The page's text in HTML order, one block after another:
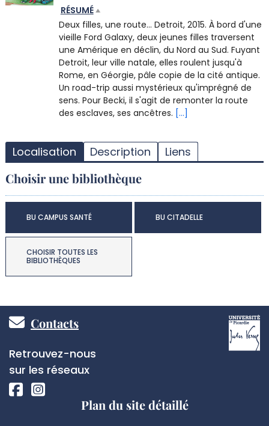
RÉSUMÉ
Deux filles, une route… Detroit, 2015. À bord d'une
vieille Ford Galaxy, deux jeunes filles traversent
une Amérique en déclin, du Nord au Sud. Fuyant
Detroit, leur ville natale, elles roulent jusqu'à
Rome, en Géorgie, pâle copie de la cité antique.
Un road-trip aussi mystérieux qu'imprégné de
sens. Pour Becki, il s'agit de remonter la route
des esclaves, ses ancêtres. [...]
Localisation Description Liens
Choisir une bibliothèque
BU CAMPUS SANTÉ BU CITADELLE
CHOISIR TOUTES LES
BIBLIOTHÈQUES
Pied
de
page
Contacts
Réseaux
sociaux
Retrouvez-nous
sur les réseaux
Plan du site détaillé